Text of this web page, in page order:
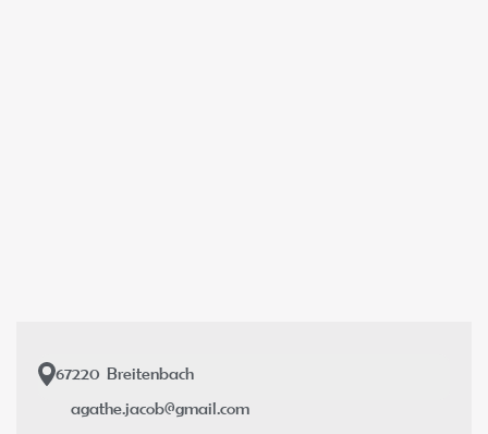
67220 Breitenbach
agathe.jacob@gmail.com